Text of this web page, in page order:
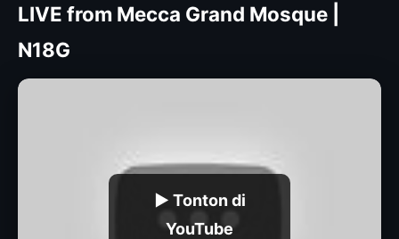
LIVE from Mecca Grand Mosque |
N18G
▶ Tonton di
YouTube